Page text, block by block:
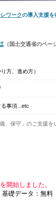
ワークの導入支援を
（国土交通省のペー
方、進め方）
事項...etc
、保守」のご支援を
開始しました。
礎データ：無料